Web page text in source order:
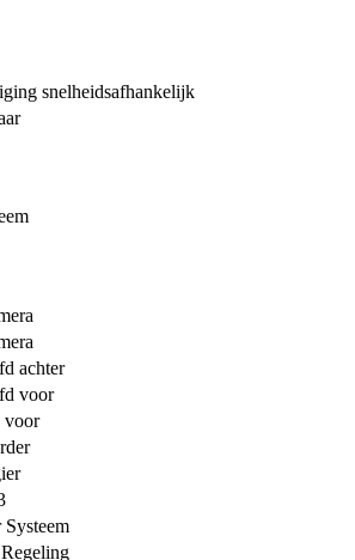
snelheidsafhankelijk
achter
voor
voor